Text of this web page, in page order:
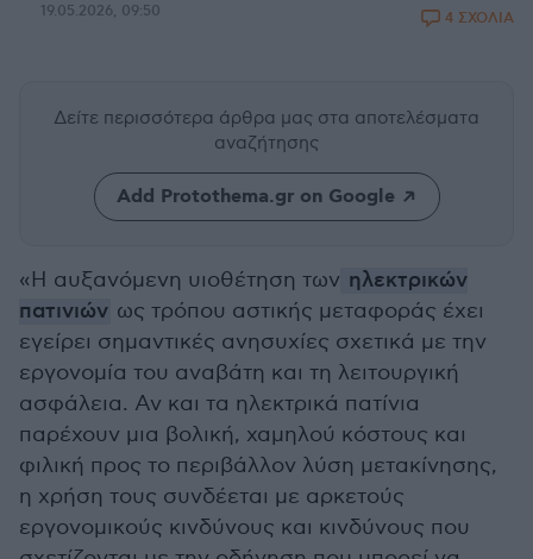
19.05.2026, 09:50 4 ΣΧΟΛΙΑ
Δείτε περισσότερα άρθρα μας στα αποτελέσματα
αναζήτησης
Add Protothema.gr on Google
«Η αυξανόμενη υιοθέτηση των ηλεκτρικών
πατινιών ως τρόπου αστικής μεταφοράς έχει
εγείρει σημαντικές ανησυχίες σχετικά με την
εργονομία του αναβάτη και τη λειτουργική
ασφάλεια. Αν και τα ηλεκτρικά πατίνια
παρέχουν μια βολική, χαμηλού κόστους και
φιλική προς το περιβάλλον λύση μετακίνησης,
η χρήση τους συνδέεται με αρκετούς
εργονομικούς κινδύνους και κινδύνους που